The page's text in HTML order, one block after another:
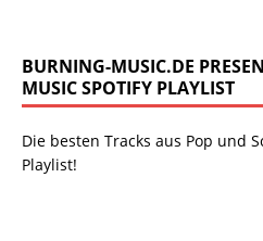
BURNING-MUSIC.DE
MUSIC SPOTIFY PLAYLIST
Die besten Tracks aus Pop und
Playlist!